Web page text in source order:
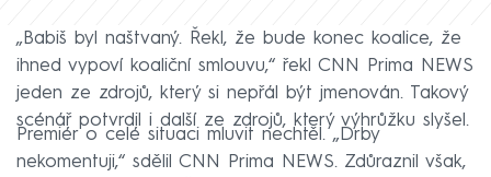
„Babiš byl naštvaný. Řekl, že bude konec koalice, že
ihned vypoví koaliční smlouvu,“ řekl CNN Prima NEWS
jeden ze zdrojů, který si nepřál být jmenován. Takový
scénář potvrdil i další ze zdrojů, který výhrůžku slyšel.
Premiér o celé situaci mluvit nechtěl. „Drby
nekomentuji,“ sdělil CNN Prima NEWS. Zdůraznil však,